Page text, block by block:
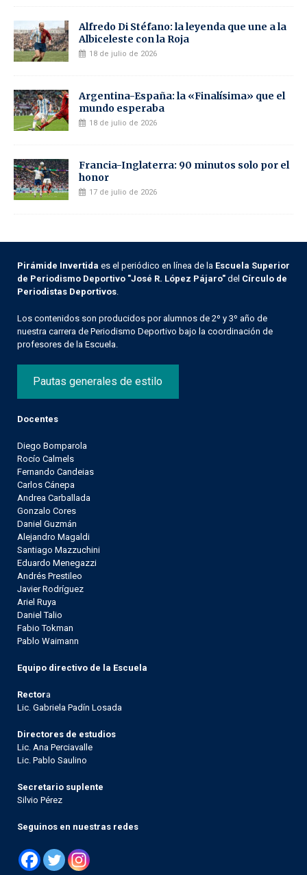
Alfredo Di Stéfano: la leyenda que une a la
Albiceleste con la Roja
18 de julio de 2026
Argentina-España: la «Finalísima» que el
mundo esperaba
18 de julio de 2026
Francia-Inglaterra: 90 minutos solo por el
honor
17 de julio de 2026
Pirámide Invertida es el periódico en línea de la Escuela Superior
de Periodismo Deportivo "José R. López Pájaro" del Círculo de
Periodistas Deportivos.
Los contenidos son producidos por alumnos de 2º y 3º año de
nuestra carrera de Periodismo Deportivo bajo la coordinación de
profesores de la Escuela.
Pautas generales de estilo
Docentes
Diego Bomparola
Rocío Calmels
Fernando Candeias
Carlos Cánepa
Andrea Carballada
Gonzalo Cores
Daniel Guzmán
Alejandro Magaldi
Santiago Mazzuchini
Eduardo Menegazzi
Andrés Prestileo
Javier Rodríguez
Ariel Ruya
Daniel Talio
Fabio Tokman
Pablo Waimann
Equipo directivo de la Escuela
Rectora
Lic. Gabriela Padín Losada
Directores de estudios
Lic. Ana Perciavalle
Lic. Pablo Saulino
Secretario suplente
Silvio Pérez
Seguinos en nuestras redes